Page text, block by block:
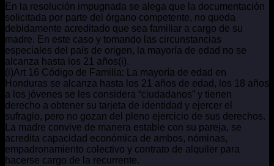
En la resolución impugnada se alega que la documentación
solicitada por parte del órgano competente, no queda
debidamente acreditado que sea familiar a cargo de su
madre. En este caso y tomando las circunstancias
especiales del país de origen, la mayoría de edad no se
alcanza hasta los 21 años(i).
(i)Art 16 Código de Familia: La mayoría de edad en
Honduras se alcanza hasta los 21 años de edad, los 18 años
a los jóvenes se les considera “ciudadanos” y tienen
derecho a obtener su tarjeta de identidad y ejercer el
sufragio, pero no gozan del pleno ejercicio de sus derechos.
La madre convive de manera estable con su pareja, se
acredita capacidad económica de ambos, nóminas,
empadronamiento colectivo y contrato de alquiler para
hacerse cargo de la recurrente.